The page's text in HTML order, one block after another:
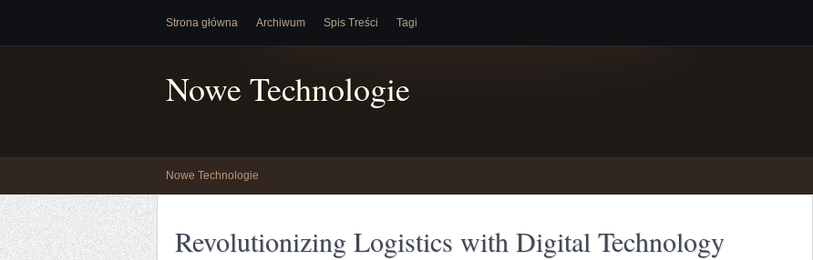
Strona główna Archiwum Spis Treści Tagi
Nowe Technologie
Nowe Technologie
Revolutionizing Logistics with Digital Technology